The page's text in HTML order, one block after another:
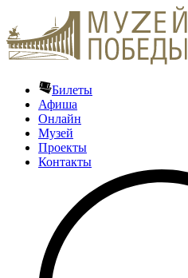
Билеты
Афиша
Онлайн
Музей
Проекты
Контакты